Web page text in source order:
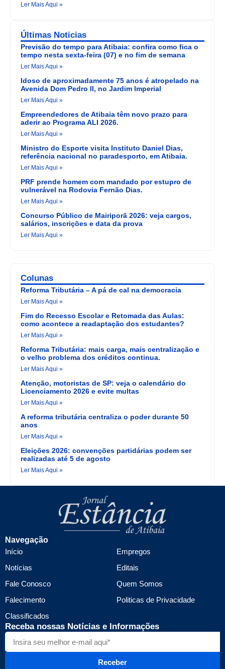
Ler Mais Aqui »
Últimas Noticias
Previsão do tempo para Atibaia: confira como fica o
tempo nesta sexta-feira (07) e no fim de semana
Ler Mais Aqui »
Idoso de aproximadamente 75 anos é atropelado na
Avenida Dom Pedro II, no Jardim Imperial
Ler Mais Aqui »
Empreendedores de Atibaia têm novo prazo para
aderir ao Programa ALI 2026.
Ler Mais Aqui »
Ministro do Esporte visita Instituto Daniel Dias,
referência nacional no paradesporto, em Atibaia.
Ler Mais Aqui »
PRF prende homem com mandado por estupro de
vulnerável na Rodovia Fernão Dias.
Ler Mais Aqui »
Concurso Público de Mairiporã 2026: veja cargos,
salários, inscrições e data da prova
Ler Mais Aqui »
Colunas
Reforma Tributária – A pá de cal na democracia
Ler Mais Aqui »
Fim do Recesso Escolar e Retomada das Aulas:
como acontece a readaptação dos estudantes?
Ler Mais Aqui »
Reforma Tributária: mais carga, mais centralização e
o velho problema dos créditos continua.
Ler Mais Aqui »
Atenção, motoristas de SP: veja o calendário do
Licenciamento 2026 e evite multas
Ler Mais Aqui »
A reforma tributária centraliza o poder durante 50
anos
Ler Mais Aqui »
Eleições 2026: convenções partidárias podem ser
realizadas até 5 de agosto
Ler Mais Aqui »
Navegação
Início
Notícias
Fale Conosco
Falecimento
Classificados
Empregos
Editais
Quem Somos
Politicas de Privacidade
Receba nossas Notícias e Informações
Receber